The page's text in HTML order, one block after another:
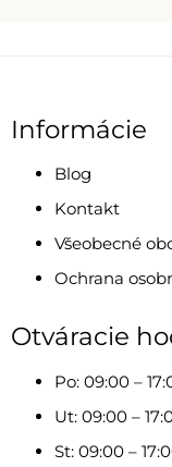
Informácie
Blog
Kontakt
Všeobecné
Ochrana
Otváracie
Po: 09:00 –
Ut: 09:00 –
St: 09:00 –